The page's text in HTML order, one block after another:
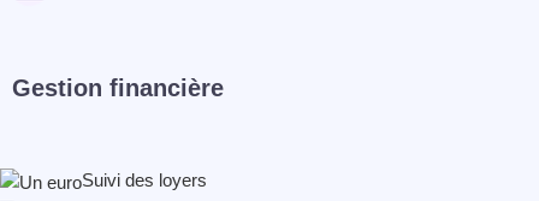
Gestion financière
Suivi des loyers